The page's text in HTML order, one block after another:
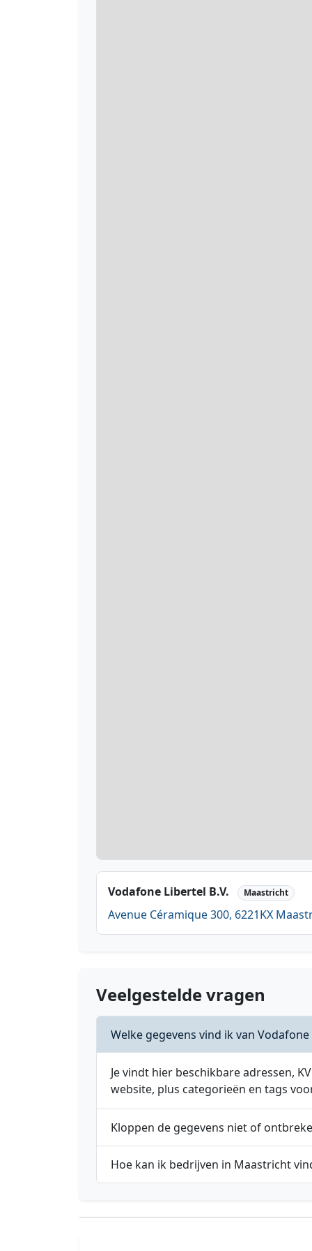
Vodafone Libertel B.V. Maastricht
Avenue Céramique 300, 6221KX
Veelgestelde vragen
Welke gegevens vind ik van
Je vindt hier beschikbare adressen,
website, plus categorieën en tags
Kloppen de gegevens niet of
Hoe kan ik bedrijven in Maastricht